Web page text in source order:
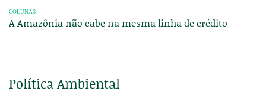
COLUNAS
A Amazônia não cabe na mesma linha de crédito
Política Ambiental